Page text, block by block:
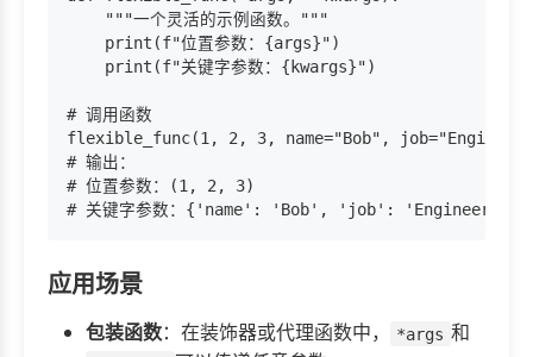
    """一个灵活的示例函数。"""
    print(f"位置参数：{args}")
    print(f"关键字参数：{kwargs}")
# 调用函数
flexible_func(1, 2, 3, name="Bob",
# 输出：
# 位置参数：(1, 2, 3)
应用场景
包装函数：在装饰器或代理函数中， *args 和